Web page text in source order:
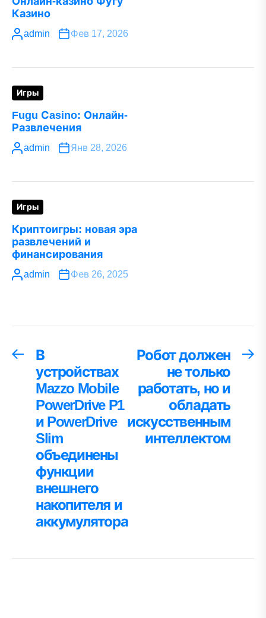
Казино
admin Фев 17, 2026
Игры
Fugu Сasino: Онлайн-
Развлечения
admin Янв 28, 2026
Игры
Криптоигры: новая эра
развлечений и
финансирования
admin Фев 26, 2025
Навигация
записям
Предыдущая
запись:
В
устройствах
Mazzo Mobile
PowerDrive P1
и PowerDrive
Slim
объединены
функции
внешнего
накопителя и
аккумулятора
Робот должен
не только
работать, но и
обладать
искусственным
интеллектом